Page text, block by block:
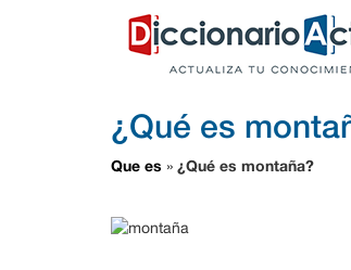
¿Qué es
Que es » ¿Qué es montaña?